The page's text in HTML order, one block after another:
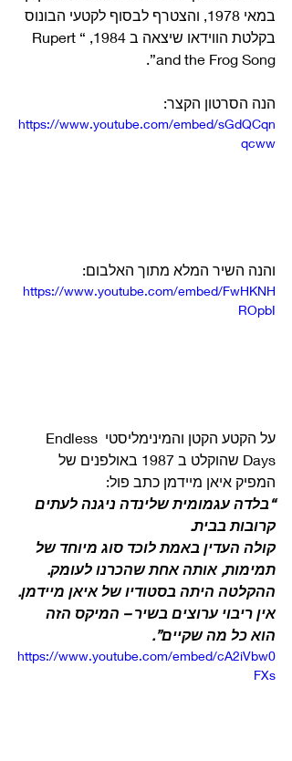
במאי 1978, והצטרף לבסוף לקטעי הבונוס
בקלטת הווידאו שיצאה ב 1984, “Rupert
and the Frog Song”.
הנה הסרטון הקצר:
https://www.youtube.com/embed/sGdQCqn
qcww
והנה השיר המלא מתוך האלבום:
https://www.youtube.com/embed/FwHKNH
ROpbI
על הקטע הקטן והמינימליסטי Endless
Days שהוקלט ב 1987 באולפנים של
המפיק איאן מיידמן כתב פול:
“בלדה עגמומית שלינדה ניגנה לעתים
קרובות בבית.
קולה העדין באמת לוכד סוג מיוחד של
תמימות, אותה אחת שהכרנו לעומק.
ההקלטה היתה בסטודיו של איאן מיידמן.
אין ריבוי ערוצים בשיר – המיקס הזה
הוא כל מה שקיים”.
https://www.youtube.com/embed/cA2iVbw0
FXs